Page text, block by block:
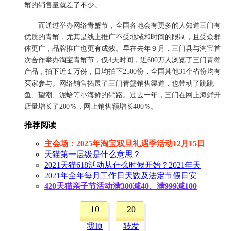
蟹的销售量就差了不少。
而通过举办网络青蟹节，全国各地会有更多的人知道三门有
优质的青蟹，尤其是线上推广不受地域和时间的限制，且受众群
体更广，品牌推广也更有成效。早在去年９月，三门县与淘宝首
次合作举办淘宝青蟹节，仅4天时间，近600万人浏览了三门青蟹
产品，拍下近１万份，日均拍下2500份，全国其他31个省份均有
买家参与。网络销售拓展了三门青蟹销售渠道，也带动了跳跳
鱼、望潮、泥蛤等小海鲜的销路。过去一年，三门在网上海鲜开
店量增长了200％，网上销售额增长400％。
推荐阅读
主会场：2025年淘宝双旦礼遇季活动12月15日
天猫第一层级是什么意思？
2021天猫618活动从什么时候开始？2021年天
2021年全年每月工作日天数及法定节假日安
420天猫亲子节活动满300减40、满999减100
10
我顶
20
转发